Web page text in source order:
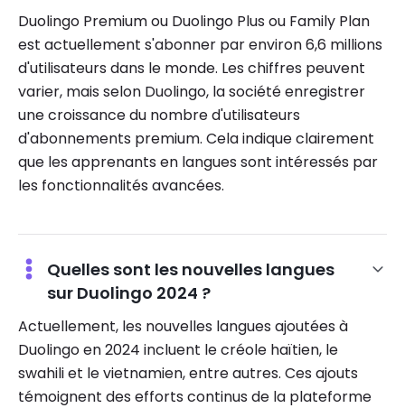
Duolingo Premium ou Duolingo Plus ou Family Plan
est actuellement s'abonner par environ 6,6 millions
d'utilisateurs dans le monde. Les chiffres peuvent
varier, mais selon Duolingo, la société enregistrer
une croissance du nombre d'utilisateurs
d'abonnements premium. Cela indique clairement
que les apprenants en langues sont intéressés par
les fonctionnalités avancées.
Quelles sont les nouvelles langues
sur Duolingo 2024 ?
Actuellement, les nouvelles langues ajoutées à
Duolingo en 2024 incluent le créole haïtien, le
swahili et le vietnamien, entre autres. Ces ajouts
témoignent des efforts continus de la plateforme